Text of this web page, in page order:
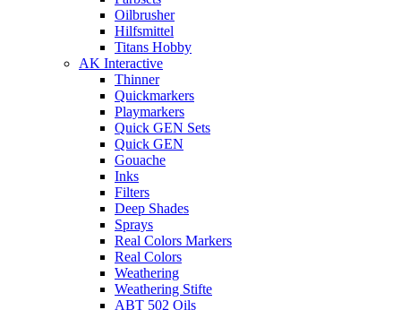
Oilbrusher
Hilfsmittel
Titans Hobby
AK Interactive
Thinner
Quickmarkers
Playmarkers
Quick GEN Sets
Quick GEN
Gouache
Inks
Filters
Deep Shades
Sprays
Real Colors Markers
Real Colors
Weathering
Weathering Stifte
ABT 502 Oils